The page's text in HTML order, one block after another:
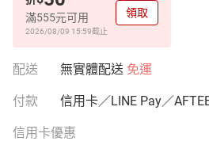
滿555元可用
2026/08/09 15:59截止
領取
配送 無實體配送 免運
付款 信用卡／LINE Pay／
信用卡優惠